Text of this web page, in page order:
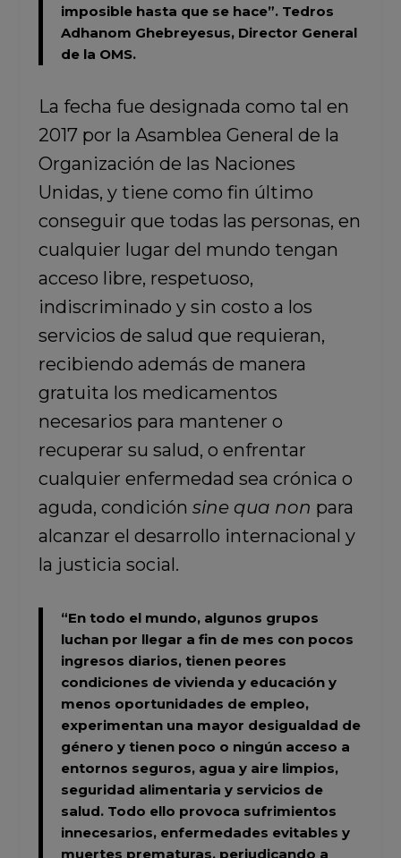
imposible hasta que se hace”. Tedros
Adhanom Ghebreyesus,Director General
de la OMS.
La fecha fue designada como tal en
2017 por la Asamblea General de la
Organización de las Naciones
Unidas, y tiene como fin último
conseguir que todas las personas, en
cualquier lugar del mundo tengan
acceso libre, respetuoso,
indiscriminado y sin costo a los
servicios de salud que requieran,
recibiendo además de manera
gratuita los medicamentos
necesarios para mantener o
recuperar su salud, o enfrentar
cualquier enfermedad sea crónica o
aguda, condición sine qua non para
alcanzar el desarrollo internacional y
la justicia social.
“En todo el mundo, algunos grupos
luchan por llegar a fin de mes con pocos
ingresos diarios, tienen peores
condiciones de vivienda y educación y
menos oportunidades de empleo,
experimentan una mayor desigualdad de
género y tienen poco o ningún acceso a
entornos seguros, agua y aire limpios,
seguridad alimentaria y servicios de
salud. Todo ello provoca sufrimientos
innecesarios, enfermedades evitables y
muertes prematuras, perjudicando a